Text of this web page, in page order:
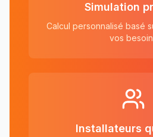
Simulation
Calcul personnalisé basé
vos
Installateurs